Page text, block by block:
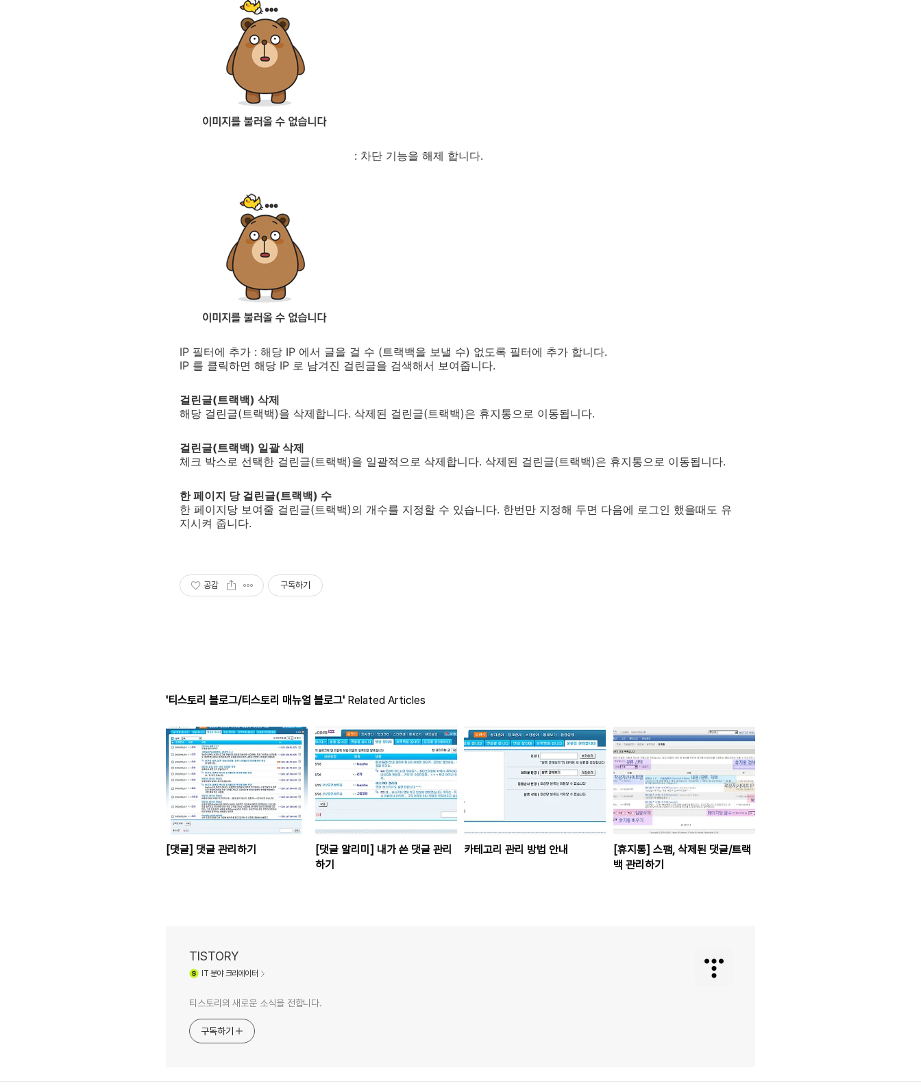
: 차단 기능을 해제 합니다.
IP 필터에 추가 : 해당 IP 에서 글을 걸 수 (트랙백을 보낼 수) 없도록 필터에 추가 합니다.
IP 를 클릭하면 해당 IP 로 남겨진 걸린글을 검색해서 보여줍니다.
걸린글(트랙백) 삭제
해당 걸린글(트랙백)을 삭제합니다. 삭제된 걸린글(트랙백)은 휴지통으로 이동됩니다.
걸린글(트랙백) 일괄 삭제
체크 박스로 선택한 걸린글(트랙백)을 일괄적으로 삭제합니다. 삭제된 걸린글(트랙백)은 휴지통으로 이동됩니다.
한 페이지 당 걸린글(트랙백) 수
한 페이지당 보여줄 걸린글(트랙백)의 개수를 지정할 수 있습니다. 한번만 지정해 두면 다음에 로그인 했을때도 유
지시켜 줍니다.
공감 구독하기
'티스토리 블로그/티스토리 매뉴얼 블로그' Related Articles
[댓글] 댓글 관리하기
[댓글 알리미] 내가 쓴 댓글 관리
하기
카테고리 관리 방법 안내
[휴지통] 스팸, 삭제된 댓글/트랙
백 관리하기
TISTORY
IT 분야 크리에이터
티스토리의 새로운 소식을 전합니다.
구독하기